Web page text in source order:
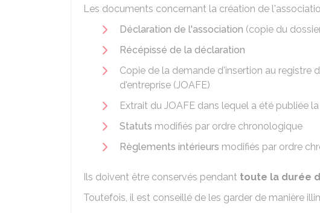
Les documents concernant la création de
Déclaration de l'association (copie du
Récépissé de la déclaration
Copie de la demande d'insertion au registre
d'entreprise (JOAFE)
Extrait du JOAFE dans lequel a été publiée
Statuts modifiés par ordre chronologique
Règlements intérieurs modifiés par ordre
Ils doivent être conservés pendant toute la durée
Toutefois, il est conseillé de les garder de manière